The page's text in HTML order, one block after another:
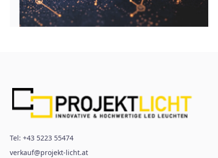
Tel: +43 5223 55474
verkauf@projekt-licht.at